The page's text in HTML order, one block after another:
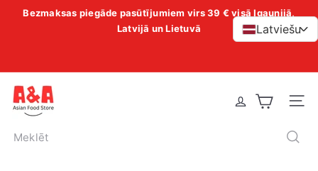
Liigu
Pause
slideshow
Bezmaksas piegāde pasūtījumiem virs 39 € visā Igaunijā,
Latvijā un Lietuvā
A
&
A
Meklēt
Latviešu>